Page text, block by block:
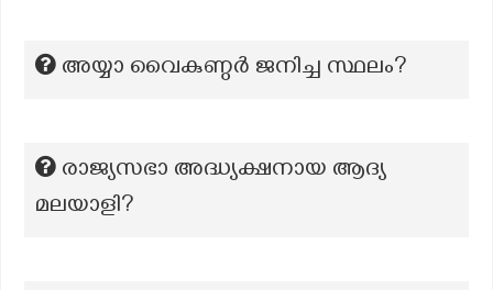
അയ്യാ വൈകുണ്ഠർ ജനിച്ച സ്ഥലം?
രാജ്യസഭാ അദ്ധ്യക്ഷനായ ആദ്യ
മലയാളി?